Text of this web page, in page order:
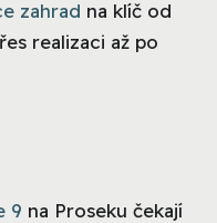
zahrad na klíč od
realizaci až po
9 na Proseku čekají